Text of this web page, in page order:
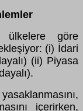
ülkelere göre
(i) İdari
(ii) Piyasa
içerirken,